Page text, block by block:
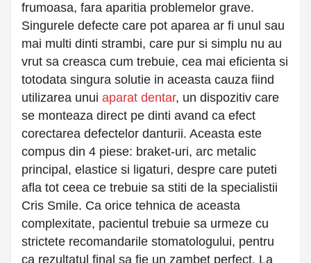
frumoasa, fara aparitia problemelor grave.
Singurele defecte care pot aparea ar fi unul sau
mai multi dinti strambi, care pur si simplu nu au
vrut sa creasca cum trebuie, cea mai eficienta si
totodata singura solutie in aceasta cauza fiind
utilizarea unui aparat dentar, un dispozitiv care
se monteaza direct pe dinti avand ca efect
corectarea defectelor danturii. Aceasta este
compus din 4 piese: braket-uri, arc metalic
principal, elastice si ligaturi, despre care puteti
afla tot ceea ce trebuie sa stiti de la specialistii
Cris Smile. Ca orice tehnica de aceasta
complexitate, pacientul trebuie sa urmeze cu
strictete recomandarile stomatologului, pentru
ca rezultatul final sa fie un zambet perfect. La